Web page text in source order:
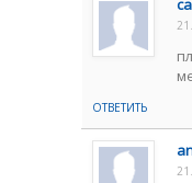
ОТВЕТИТЬ